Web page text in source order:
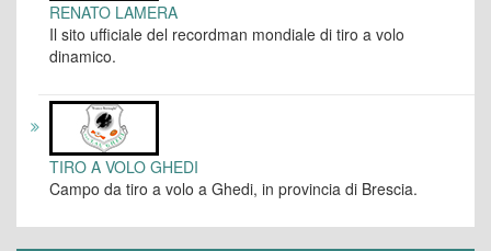
RENATO LAMERA
Il sito ufficiale del recordman mondiale di tiro a volo
dinamico.
TIRO A VOLO GHEDI
Campo da tiro a volo a Ghedi, in provincia di Brescia.